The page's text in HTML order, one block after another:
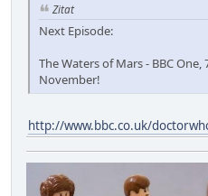
Zitat
Next Episode:
The Waters of Mars - BBC One,
November!
http://www.bbc.co.uk/